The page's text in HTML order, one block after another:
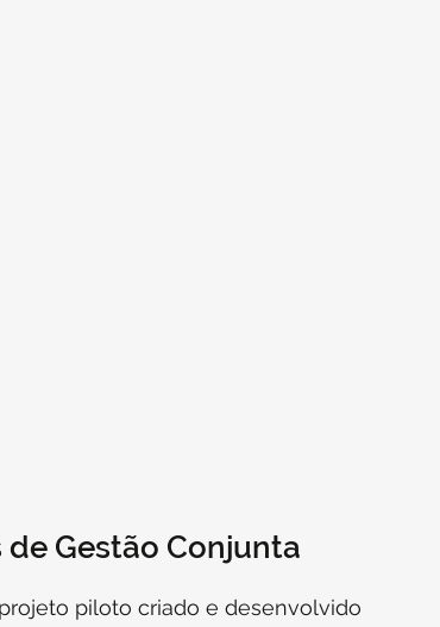
Gestão Conjunta
piloto criado e desenvolvido